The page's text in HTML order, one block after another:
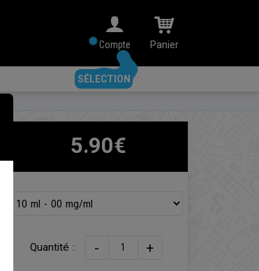
Panier
Compte
SÉLECTION
5.90€
Quantité : - +